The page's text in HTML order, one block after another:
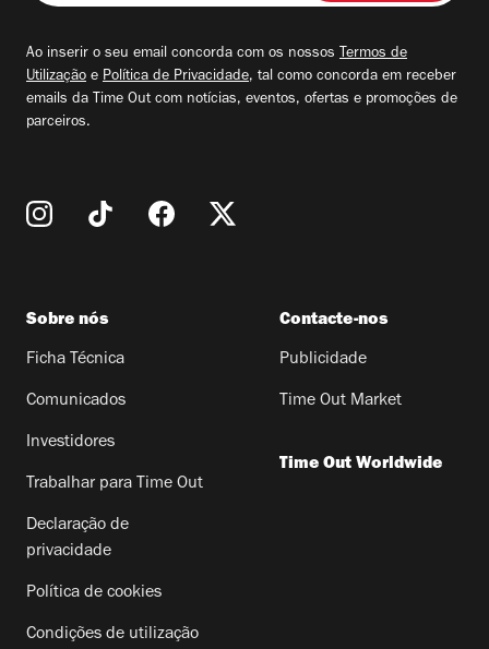
seu
Ao inserir o seu email concorda com os nossos Termos de
Utilização e Política de Privacidade, tal como concorda em receber
emails da Time Out com notícias, eventos, ofertas e promoções de
parceiros.
Sobre nós
Ficha Técnica
Comunicados
Investidores
Trabalhar para Time Out
Declaração de
privacidade
Política de cookies
Condições de utilização
Contacte-nos
Publicidade
Time Out Market
Time Out Worldwide